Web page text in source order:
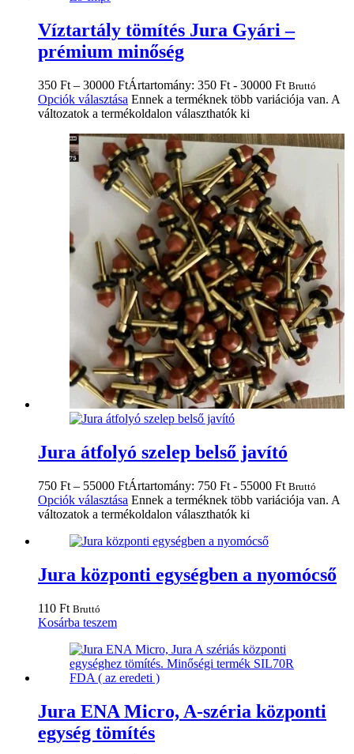
Víztartály tömítés Jura Gyári –
prémium minőség
350 Ft – 30000 FtÁrtartomány: 350 Ft - 30000 Ft Bruttó
Opciók választása Ennek a terméknek több variációja van. A
változatok a termékoldalon választhatók ki
Jura átfolyó szelep belső javító
750 Ft – 55000 FtÁrtartomány: 750 Ft - 55000 Ft Bruttó
Opciók választása Ennek a terméknek több variációja van. A
változatok a termékoldalon választhatók ki
Jura központi egységben a nyomócső
110 Ft Bruttó
Kosárba teszem
Jura ENA Micro, A-széria központi
egység tömítés